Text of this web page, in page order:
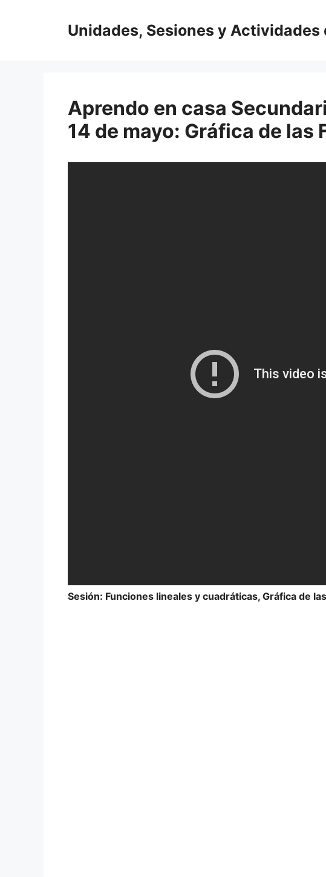
Unidades, Sesiones y Actividades
Aprendo en casa
14 de mayo: Gráfica de las
Sesión: Funciones lineales y cuadráticas, Gráfica de